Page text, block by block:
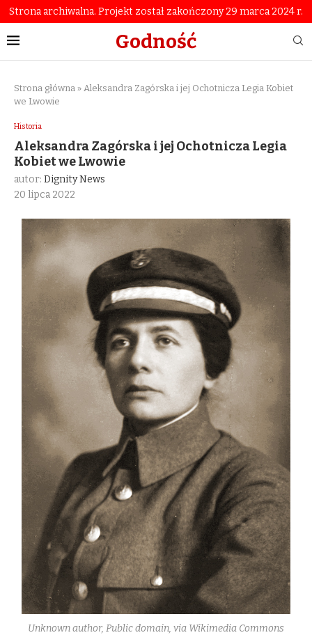
Strona archiwalna. Projekt został zakończony 29 marca 2024 r.
Godność
Strona główna » Aleksandra Zagórska i jej Ochotnicza Legia Kobiet
we Lwowie
Historia
Aleksandra Zagórska i jej Ochotnicza Legia
Kobiet we Lwowie
autor: Dignity News
20 lipca 2022
Unknown author, Public domain, via Wikimedia Commons